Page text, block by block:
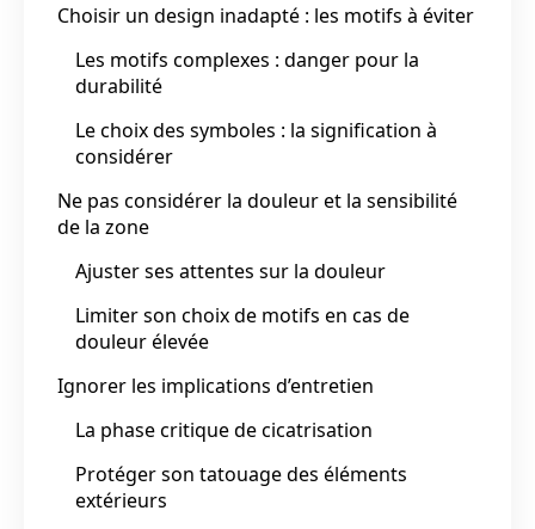
Choisir un design inadapté : les motifs à éviter
Les motifs complexes : danger pour la
durabilité
Le choix des symboles : la signification à
considérer
Ne pas considérer la douleur et la sensibilité
de la zone
Ajuster ses attentes sur la douleur
Limiter son choix de motifs en cas de
douleur élevée
Ignorer les implications d’entretien
La phase critique de cicatrisation
Protéger son tatouage des éléments
extérieurs